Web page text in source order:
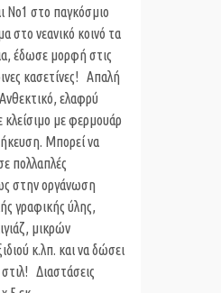
Νο1 στο παγκόσμιο
στο νεανικό κοινό τα
έδωσε μορφή στις
κασετίνες! Απαλή
ελαφρύ
κλείσιμο με φερμουάρ
Μπορεί να
πολλαπλές
στην οργάνωση
γραφικής ύλης,
μικρών
κ.λπ. και να δώσει
Διαστάσεις